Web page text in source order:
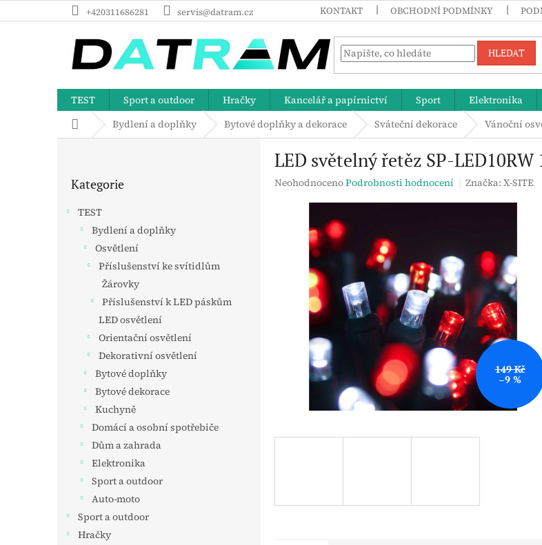
na
+420311686281 servis@datram.cz KONTAKT OBCHODNÍ PODMÍNKY
HLEDAT
TEST Sport a outdoor Hračky Kancelář a papírnictví Sport Elektronika
Domů Bydlení a doplňky Bytové doplňky a dekorace Sváteční dekorace Vánoční
kategorie
Kategorie
TEST
Bydlení a doplňky
Osvětlení
Příslušenství ke svítidlům
Žárovky
Příslušenství k LED páskům
LED osvětlení
Orientační osvětlení
Dekorativní osvětlení
Bytové doplňky
Bytové dekorace
Kuchyně
Domácí a osobní spotřebiče
Dům a zahrada
Elektronika
Sport a outdoor
Auto-moto
Sport a outdoor
Hračky
LED světelný řetěz SP-
Průměrné
hvězdiček.
NeohodnocenoPodrobnosti hodnocení Značka:X-SITE
149 Kč
–9 %